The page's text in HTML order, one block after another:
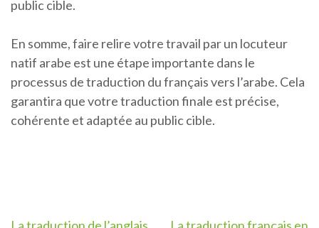
public cible.
En somme, faire relire votre travail par un locuteur
natif arabe est une étape importante dans le
processus de traduction du français vers l’arabe. Cela
garantira que votre traduction finale est précise,
cohérente et adaptée au public cible.